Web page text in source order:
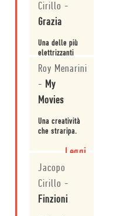
Cirillo -
Grazia
Una delle più
elettrizzanti
sorprese
dell'anno.
Roy Menarini
- My
Movies
Una creatività
che straripa.
Leggi
Jacopo
Cirillo -
Finzioni